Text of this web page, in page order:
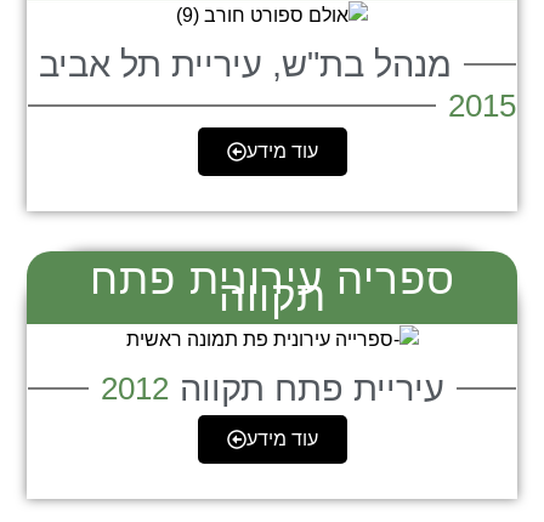
מנהל בת"ש, עיריית תל אביב
2015
עוד מידע
ספריה עירונית פתח
תקווה
עיריית פתח תקווה 2012
עוד מידע